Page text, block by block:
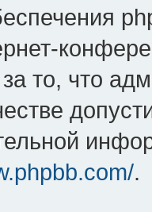
за то, что
.